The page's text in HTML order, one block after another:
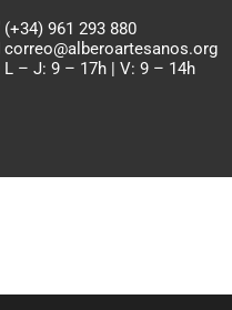
(+34) 961 293 880
correo@alberoartesanos.org
L – J: 9 – 17h | V: 9 – 14h